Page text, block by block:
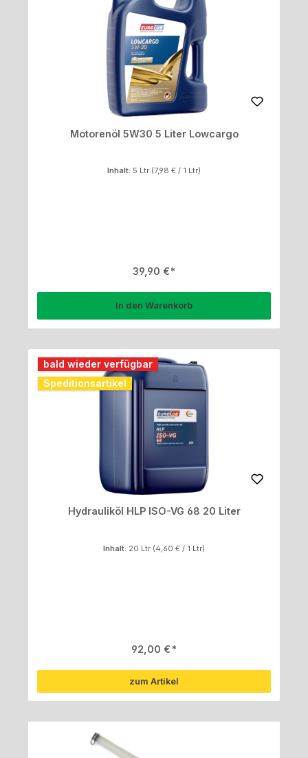
Motorenöl 5W30 5 Liter Lowcargo
Inhalt: 5 Ltr (7,98 € / 1 Ltr)
Regulärer Preis:
39,90 €
In den Warenkorb
bald wieder verfügbar
Speditionsartikel
Hydrauliköl HLP ISO-VG 68 20 Liter
Inhalt: 20 Ltr (4,60 € / 1 Ltr)
Regulärer Preis:
92,00 €
zum Artikel